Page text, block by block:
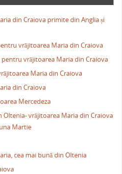
din Craiova primite din Anglia și
vrăjitoarea Maria din Craiova
vrăjitoarea Maria din Craiova
Maria din Craiova
din Craiova
Mercedeza
Oltenia- vrăjitoarea Maria din Craiova
Martie
cea mai bună din Oltenia